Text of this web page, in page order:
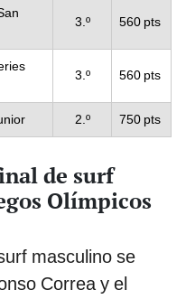
3.º 560 pts
3.º 560 pts
2.º 750 pts
de surf
Olímpicos
masculino se
Correa y el